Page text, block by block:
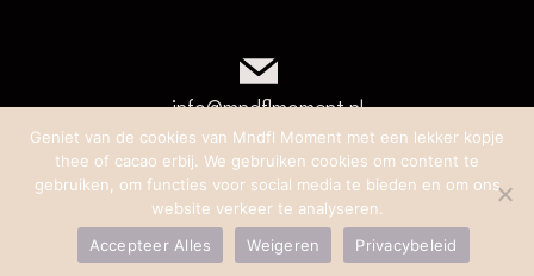
info@mndflmoment.nl
Algemene voorwaarden
© 2026 MNDFL MOMENT.
Geniet van de cookies van Mndfl Moment met een lekker kopje
thee of cacao erbij. We gebruiken cookies om content te
gebruiken, om functies voor social media te bieden en om ons
website verkeer te analyseren.
Accepteer Alles
Weigeren Privacybeleid